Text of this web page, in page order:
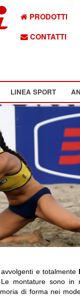
PRODOTTI
CONTATTI
LINEA SPORT
e totalmente
montature sono in
di forma nei